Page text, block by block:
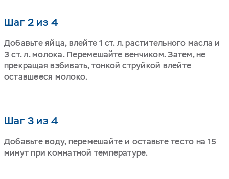
Шаг 2 из 4
Добавьте яйца, влейте 1 ст. л. растительного масла и
3 ст. л. молока. Перемешайте венчиком. Затем, не
прекращая взбивать, тонкой струйкой влейте
оставшееся молоко.
Шаг 3 из 4
Добавьте воду, перемешайте и оставьте тесто на 15
минут при комнатной температуре.